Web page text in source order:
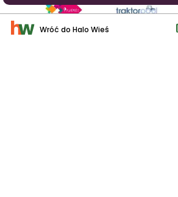
Wróć do Halo Wieś